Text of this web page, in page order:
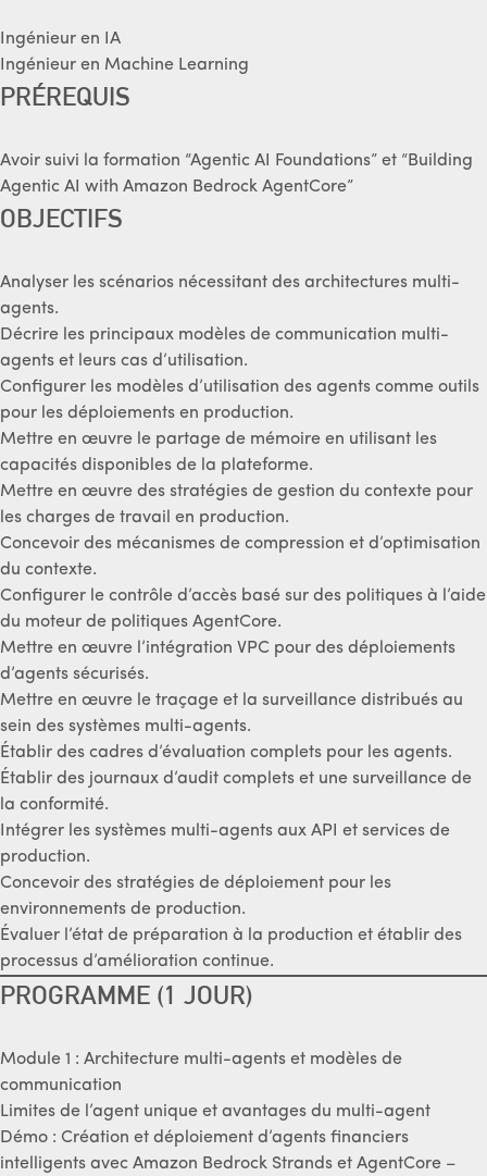
Ingénieur en IA
Ingénieur en Machine Learning
PRÉREQUIS
Avoir suivi la formation “Agentic AI Foundations” et “Building
Agentic AI with Amazon Bedrock AgentCore”
OBJECTIFS
Analyser les scénarios nécessitant des architectures multi-
agents.
Décrire les principaux modèles de communication multi-
agents et leurs cas d’utilisation.
Configurer les modèles d’utilisation des agents comme outils
pour les déploiements en production.
Mettre en œuvre le partage de mémoire en utilisant les
capacités disponibles de la plateforme.
Mettre en œuvre des stratégies de gestion du contexte pour
les charges de travail en production.
Concevoir des mécanismes de compression et d’optimisation
du contexte.
Configurer le contrôle d’accès basé sur des politiques à l’aide
du moteur de politiques AgentCore.
Mettre en œuvre l’intégration VPC pour des déploiements
d’agents sécurisés.
Mettre en œuvre le traçage et la surveillance distribués au
sein des systèmes multi-agents.
Établir des cadres d’évaluation complets pour les agents.
Établir des journaux d’audit complets et une surveillance de
la conformité.
Intégrer les systèmes multi-agents aux API et services de
production.
Concevoir des stratégies de déploiement pour les
environnements de production.
Évaluer l’état de préparation à la production et établir des
processus d’amélioration continue.
PROGRAMME (1 JOUR)
Module 1 : Architecture multi-agents et modèles de
communication
Limites de l’agent unique et avantages du multi-agent
Démo : Création et déploiement d’agents financiers
intelligents avec Amazon Bedrock Strands et AgentCore –